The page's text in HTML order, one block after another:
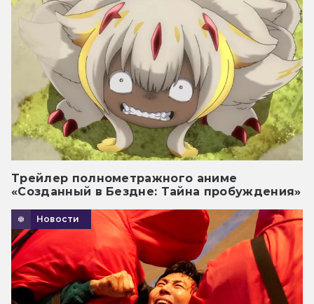
Трейлер полнометражного аниме
«Созданный в Бездне: Тайна пробуждения»
Новости